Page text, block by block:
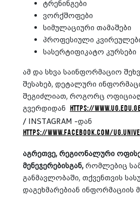
ტრენინგები
ვორქშოფები
სიმულაციური თამაშები
პროფესიული
სასერტიფიკატო კურსები
ამ და სხვა საინფორმაციო
შესახებ, დეტალური
შეგიძლიათ, როგორც
გვერდიდან
https://
/ INSTAGRAM -დან
https://www.facebook.com/
აგრეთვე, რეგიონალური
მენეჯერებისგან, რომლებიც
განმავლობაში, თქვენთვის
დაგეხმარებიან ინფორმაციის